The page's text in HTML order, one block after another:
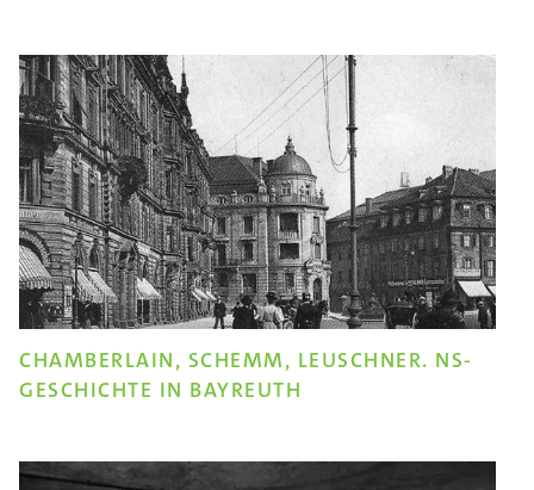
CHAMBERLAIN, SCHEMM, LEUSCHNER. NS-
GESCHICHTE IN BAYREUTH